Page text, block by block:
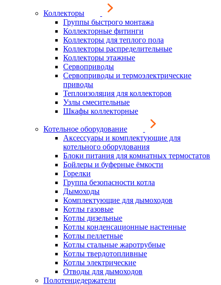
Коллекторы
Группы быстрого монтажа
Коллекторные фитинги
Коллекторы для теплого пола
Коллекторы распределительные
Коллекторы этажные
Сервоприводы
Сервоприводы и термоэлектрические
приводы
Теплоизоляция для коллекторов
Узлы смесительные
Шкафы коллекторные
Котельное оборудование
Аксессуары и комплектующие для
котельного оборудования
Блоки питания для комнатных термостатов
Бойлеры и буферные ёмкости
Горелки
Группа безопасности котла
Дымоходы
Комплектующие для дымоходов
Котлы газовые
Котлы дизельные
Котлы конденсационные настенные
Котлы пеллетные
Котлы стальные жаротрубные
Котлы твердотопливные
Котлы электрические
Отводы для дымоходов
Полотенцедержатели